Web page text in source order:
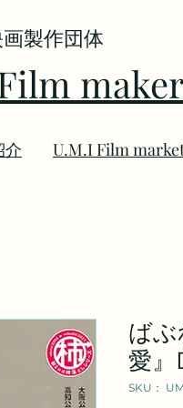
製作団体
介 U.M.I Film
ば
愛
SKU：